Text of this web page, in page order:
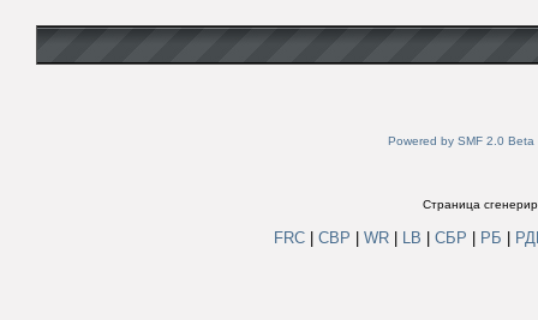
Powered by SMF 2.0 Beta
Страница
FRC СВР WR LB СБР РБ